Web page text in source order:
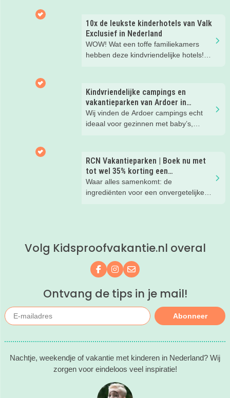
ontspannen met een lekkere lunch op
het strand en een duik in zee. Heerlijk!
10x de leukste kinderhotels van Valk
Exclusief in Nederland
WOW! Wat een toffe familiekamers
hebben deze kindvriendelijke hotels!
kinderhotels van Valk Exclusief en
boek een heerlijk nachtje weg met je
kind(eren).
Kindvriendelijke campings en
vakantieparken van Ardoer in
Nederland
Wij vinden de Ardoer campings echt
ideaal voor gezinnen met baby’s,
RCN Vakantieparken | Boek nu met
tot wel 35% korting een
zomervakantie!
Waar alles samenkomt: de
ingrediënten voor een onvergetelijke
Volg Kidsproofvakantie.nl overal
Volg ons op Facebook
Volg ons op Instagram
Mail ons
Ontvang de tips in je mail!
Abonneer
Nachtje, weekendje of vakantie met kinderen in Nederland? Wij
zorgen voor eindeloos veel inspiratie!